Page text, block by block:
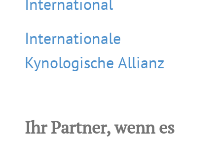
Internationale
Kynologische Allianz
Ihr Partner, wenn es